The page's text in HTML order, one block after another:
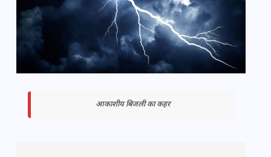
आकाशीय बिजली का कहर